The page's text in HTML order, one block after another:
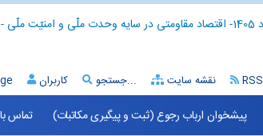
- اقتصاد مقاومتی در سایه وحدت ملّی و امنیّت ملّی -
کاربران جستجو... نقشه سایت RSS
پیشخوان ارباب رجوع (ثبت و پیگیری مکاتبات) تماس